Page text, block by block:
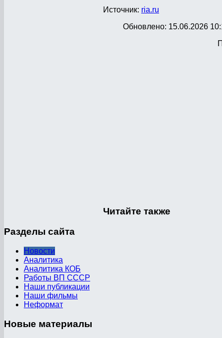
Источник: ria.ru
Обновлено: 15.06.2026
Читайте также
Разделы сайта
Новости
Аналитика
Аналитика КОБ
Работы ВП СССР
Наши публикации
Наши фильмы
Неформат
Новые материалы